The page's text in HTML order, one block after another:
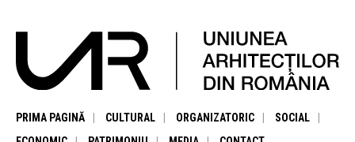
PRIMA PAGINĂ CULTURAL ORGANIZATORIC
SOCIAL